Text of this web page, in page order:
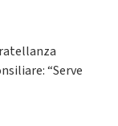
“Serve